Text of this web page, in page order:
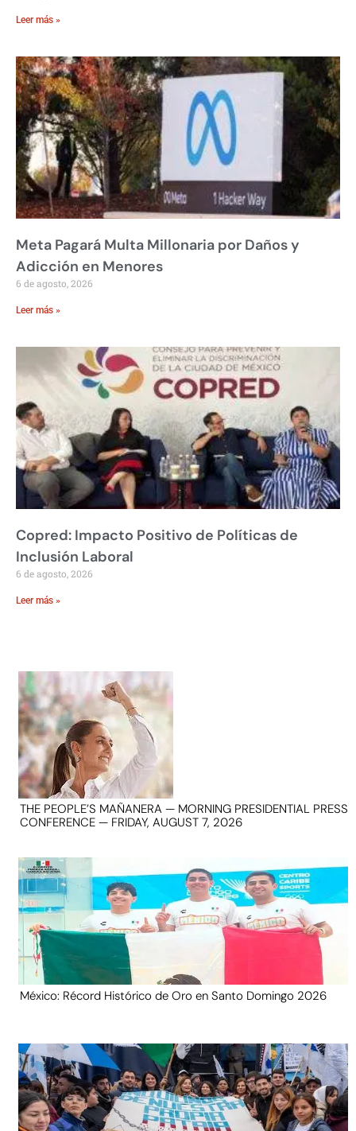
Leer más »
Meta Pagará Multa Millonaria por Daños y
Adicción en Menores
6 de agosto, 2026
Leer más »
Copred: Impacto Positivo de Políticas de
Inclusión Laboral
6 de agosto, 2026
Leer más »
THE PEOPLE’S MAÑANERA — MORNING PRESIDENTIAL PRESS
CONFERENCE — FRIDAY, AUGUST 7, 2026
México: Récord Histórico de Oro en Santo Domingo 2026